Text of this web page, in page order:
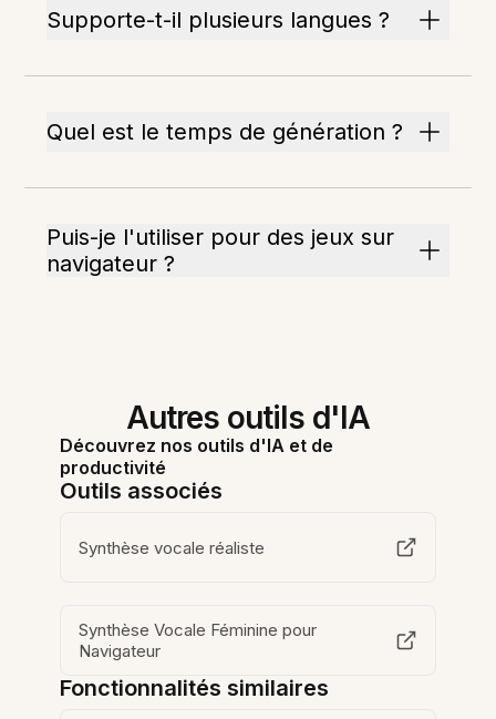
Supporte-t-il plusieurs langues ?
Quel est le temps de génération ?
Puis-je l'utiliser pour des jeux sur
navigateur ?
Autres outils d'IA
Découvrez nos outils d'IA et de
productivité
Outils associés
Synthèse vocale réaliste
Synthèse Vocale Féminine pour
Navigateur
Fonctionnalités similaires